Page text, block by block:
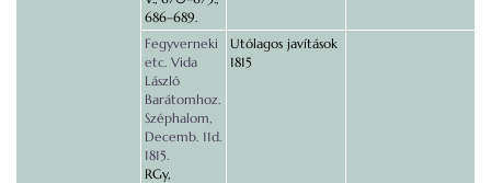
686–689.
Fegyverneki
etc. Vida
László
Barátomhoz.
Széphalom,
Decemb. 11d.
1815.
RGy,
Utólagos javítások
1815